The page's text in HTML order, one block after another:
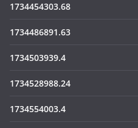
1734454303.68
1734486891.63
1734503939.4
1734528988.24
1734554003.4